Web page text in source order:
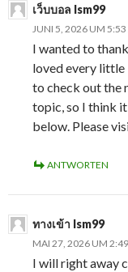
เว็บบอล lsm99
JUNI 5, 2026 UM 5:53
I wanted to
loved every
to check out the
topic, so I think
below. Please
ANTWORTEN
ทางเข้า lsm99
MAI 27, 2026 UM
I will right away